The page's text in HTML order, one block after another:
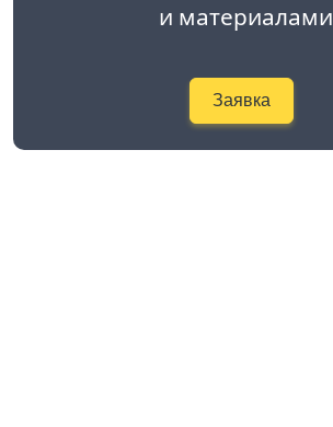
и материалами
Заявка